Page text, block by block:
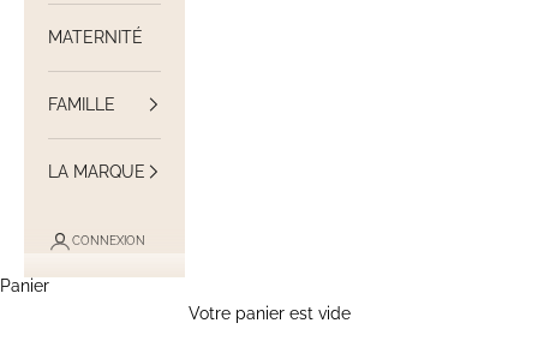
MATERNITÉ
FAMILLE
LA MARQUE
CONNEXION
Panier
Votre panier est vide